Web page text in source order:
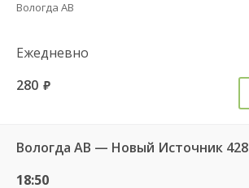
Вологда АВ
Ежедневно
280 руб.
Вологда АВ — Новый Источник 428
18:50